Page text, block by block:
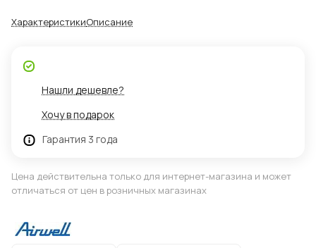
ХарактеристикиОписание
Нашли дешевле?
Хочу в подарок
Гарантия 3 года
Цена действительна только для интернет-магазина и может
отличаться от цен в розничных магазинах